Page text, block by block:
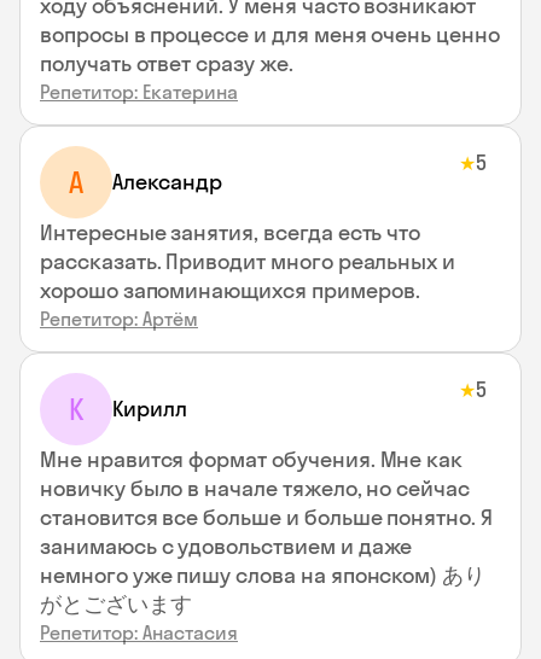
вопросы в процессе и для меня очень ценно
получать ответ сразу же.
Репетитор: Екатерина
А Александр
★5
Интересные занятия, всегда есть что
рассказать. Приводит много реальных и
хорошо запоминающихся примеров.
Репетитор: Артём
К Кирилл
★5
Мне нравится формат обучения. Мне как
новичку было в начале тяжело, но сейчас
становится все больше и больше понятно. Я
занимаюсь с удовольствием и даже
немного уже пишу слова на японском) あり
がとございます
Репетитор: Анастасия